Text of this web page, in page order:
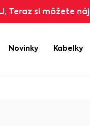
Teraz si môžete
Novinky Kabelky